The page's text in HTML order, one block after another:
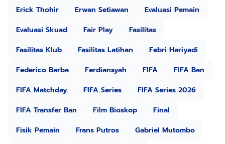
Erick Thohir
Erwan Setiawan
Evaluasi Pemain
Evaluasi Skuad
Fair Play
Fasilitas
Fasilitas Klub
Fasilitas Latihan
Febri Hariyadi
Federico Barba
Ferdiansyah FIFA
FIFA Ban
FIFA Matchday
FIFA Series
FIFA Series 2026
FIFA Transfer Ban
Film Bioskop
Final
Fisik Pemain
Frans Putros
Gabriel Mutombo